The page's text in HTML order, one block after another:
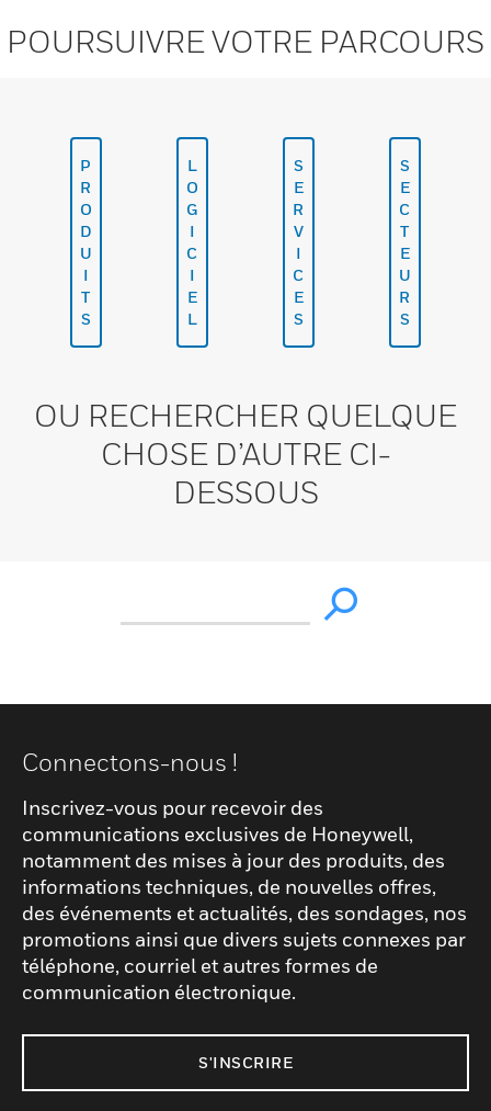
POURSUIVRE VOTRE PARCOURS
P
R
O
D
U
I
T
S
L
O
G
I
C
I
E
L
S
E
R
V
I
C
E
S
S
E
C
T
E
U
R
S
OU RECHERCHER QUELQUE
CHOSE D’AUTRE CI-
DESSOUS
Connectons-nous !
Inscrivez-vous pour recevoir des
communications exclusives de Honeywell,
notamment des mises à jour des produits, des
informations techniques, de nouvelles offres,
des événements et actualités, des sondages, nos
promotions ainsi que divers sujets connexes par
téléphone, courriel et autres formes de
communication électronique.
S'INSCRIRE